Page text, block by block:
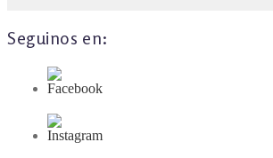
Seguinos en: